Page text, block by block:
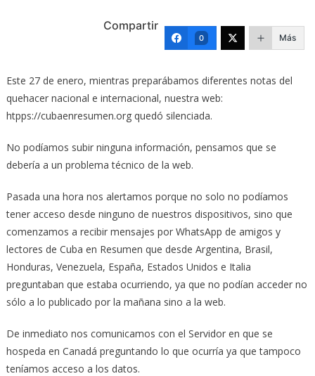
Compartir
0 Más
Este 27 de enero, mientras preparábamos diferentes notas del
quehacer nacional e internacional, nuestra web:
htpps://cubaenresumen.org quedó silenciada.
No podíamos subir ninguna información, pensamos que se
debería a un problema técnico de la web.
Pasada una hora nos alertamos porque no solo no podíamos
tener acceso desde ninguno de nuestros dispositivos, sino que
comenzamos a recibir mensajes por WhatsApp de amigos y
lectores de Cuba en Resumen que desde Argentina, Brasil,
Honduras, Venezuela, España, Estados Unidos e Italia
preguntaban que estaba ocurriendo, ya que no podían acceder no
sólo a lo publicado por la mañana sino a la web.
De inmediato nos comunicamos con el Servidor en que se
hospeda en Canadá preguntando lo que ocurría ya que tampoco
teníamos acceso a los datos.